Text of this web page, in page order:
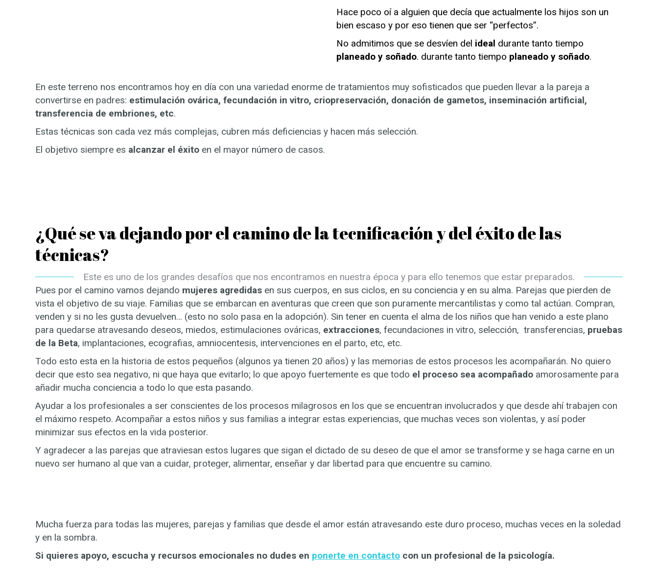
Hace poco oí a alguien que decía que actualmente los hijos son un
bien escaso y por eso tienen que ser “perfectos”.
No admitimos que se desvíen del ideal durante tanto tiempo
planeado y soñado. durante tanto tiempo planeado y soñado.
En este terreno nos encontramos hoy en día con una variedad enorme de tratamientos muy sofisticados que pueden llevar a la pareja a
convertirse en padres: estimulación ovárica, fecundación in vitro, criopreservación, donación de gametos, inseminación artificial,
transferencia de embriones, etc.
Estas técnicas son cada vez más complejas, cubren más deficiencias y hacen más selección.
El objetivo siempre es alcanzar el éxito en el mayor número de casos.
¿Qué se va dejando por el camino de la tecnificación y del éxito de las
técnicas?
Este es uno de los grandes desafíos que nos encontramos en nuestra época y para ello tenemos que estar preparados.
Pues por el camino vamos dejando mujeres agredidas en sus cuerpos, en sus ciclos, en su conciencia y en su alma. Parejas que pierden de
vista el objetivo de su viaje. Familias que se embarcan en aventuras que creen que son puramente mercantilistas y como tal actúan. Compran,
venden y si no les gusta devuelven… (esto no solo pasa en la adopción). Sin tener en cuenta el alma de los niños que han venido a este plano
para quedarse atravesando deseos, miedos, estimulaciones ováricas, extracciones, fecundaciones in vitro, selección, transferencias, pruebas
de la Beta, implantaciones, ecografias, amniocentesis, intervenciones en el parto, etc, etc.
Todo esto esta en la historia de estos pequeños (algunos ya tienen 20 años) y las memorias de estos procesos les acompañarán. No quiero
decir que esto sea negativo, ni que haya que evitarlo; lo que apoyo fuertemente es que todo el proceso sea acompañado amorosamente para
añadir mucha conciencia a todo lo que esta pasando.
Ayudar a los profesionales a ser conscientes de los procesos milagrosos en los que se encuentran involucrados y que desde ahí trabajen con
el máximo respeto. Acompañar a estos niños y sus familias a integrar estas experiencias, que muchas veces son violentas, y así poder
minimizar sus efectos en la vida posterior.
Y agradecer a las parejas que atraviesan estos lugares que sigan el dictado de su deseo de que el amor se transforme y se haga carne en un
nuevo ser humano al que van a cuidar, proteger, alimentar, enseñar y dar libertad para que encuentre su camino.
Mucha fuerza para todas las mujeres, parejas y familias que desde el amor están atravesando este duro proceso, muchas veces en la soledad
y en la sombra.
Si quieres apoyo, escucha y recursos emocionales no dudes en ponerte en contacto con un profesional de la psicología.